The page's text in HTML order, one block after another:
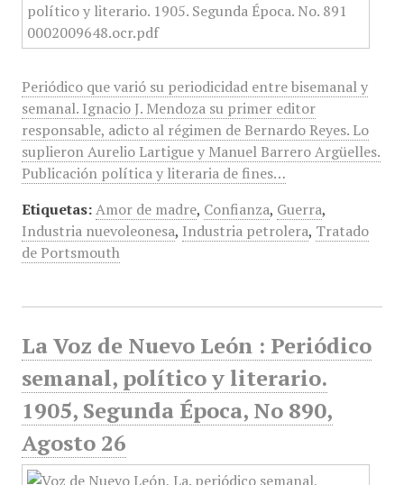
Periódico que varió su periodicidad entre bisemanal y
semanal. Ignacio J. Mendoza su primer editor
responsable, adicto al régimen de Bernardo Reyes. Lo
suplieron Aurelio Lartigue y Manuel Barrero Argüelles.
Publicación política y literaria de fines…
Etiquetas: Amor de madre, Confianza, Guerra,
Industria nuevoleonesa, Industria petrolera, Tratado
de Portsmouth
La Voz de Nuevo León : Periódico
semanal, político y literario.
1905, Segunda Época, No 890,
Agosto 26